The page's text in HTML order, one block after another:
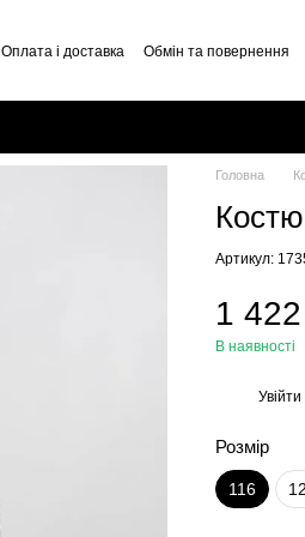
Оплата і доставка Обмін та повернення
Головна
Артикул:
1 422
В наявності
Увійти
Розмір
116